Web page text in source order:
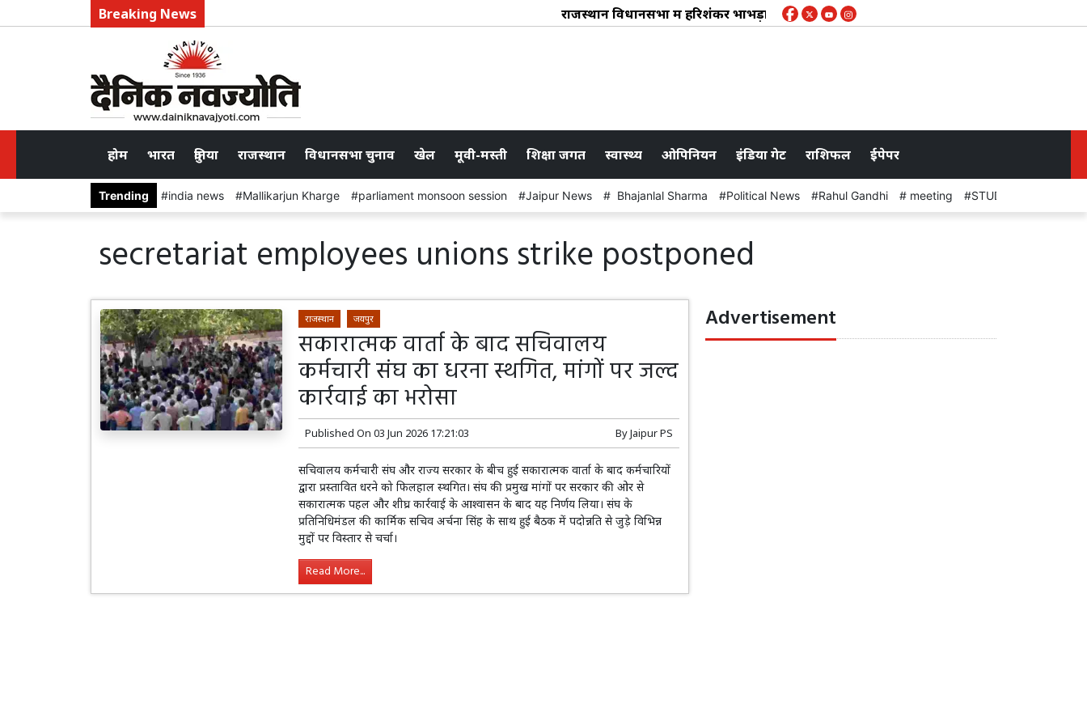
Breaking News राजस्थान विधानसभा में हरिशंकर भाभड़ा की जयंती पर श्रद्धांजलि, अध्यक्ष देवनानी बोले- लोकतांत्रिक
होम भारत दुनिया राजस्थान विधानसभा चुनाव खेल मूवी-मस्ती शिक्षा जगत स्वास्थ्य ओपिनियन इंडिया गेट राशिफल ईपेपर
Trending india news Mallikarjun Kharge parliament monsoon session Jaipur News Bhajanlal Sharma Political News Rahul Gandhi meeting STUDENT PROTEST
secretariat employees unions strike postponed
राजस्थान जयपुर
सकारात्मक वार्ता के बाद सचिवालय
कर्मचारी संघ का धरना स्थगित, मांगों पर जल्द
कार्रवाई का भरोसा
Published On 03 Jun 2026 17:21:03 ByJaipur PS
सचिवालय कर्मचारी संघ और राज्य सरकार के बीच हुई सकारात्मक वार्ता के बाद कर्मचारियों
द्वारा प्रस्तावित धरने को फिलहाल स्थगित। संघ की प्रमुख मांगों पर सरकार की ओर से
सकारात्मक पहल और शीघ्र कार्रवाई के आश्वासन के बाद यह निर्णय लिया। संघ के
प्रतिनिधिमंडल की कार्मिक सचिव अर्चना सिंह के साथ हुई बैठक में पदोन्नति से जुड़े विभिन्न
मुद्दों पर विस्तार से चर्चा।
Read More...
Advertisement